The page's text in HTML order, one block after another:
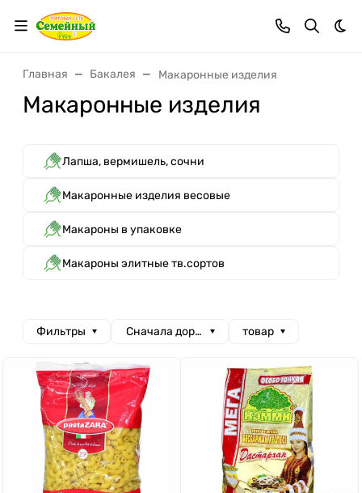
Главная Бакалея Макаронные изделия
Макаронные изделия
Лапша, вермишель, сочни
Макаронные изделия весовые
Макароны в упаковке
Макароны элитные тв.сортов
Фильтры Сначала дорогие товар